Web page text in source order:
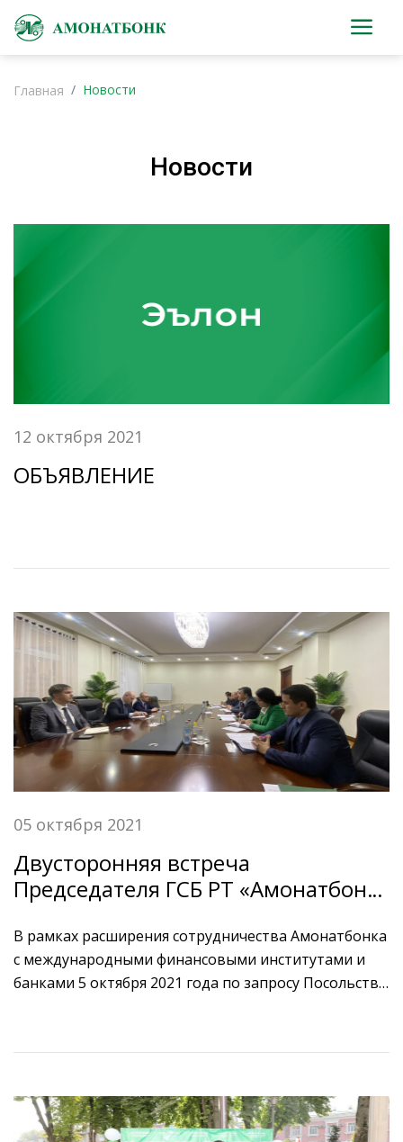
Главная Новости
Новости
12 октября 2021
ОБЪЯВЛЕНИЕ
05 октября 2021
Двусторонняя встреча
Председателя ГСБ РТ «Амонатбонк»
развития Республики Беларусь» и
«Белэксимгарант»
В рамках расширения сотрудничества Амонатбонка
с международными финансовыми институтами и
банками 5 октября 2021 года по запросу Посольства
Правления ГСБ РТ «Амонатбонк» Икроми
ОАО «Банка развития Республики Беларусь» в лице
Руководителя управления международного бизнеса